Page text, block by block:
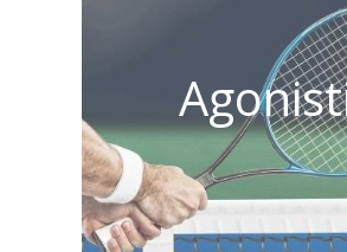
livello è previsto il
una quota fissa
Le lezioni si svolgono nei
giorni e orari:
Lunedì
Venerdì
Dalle 19:30 alle 21:00